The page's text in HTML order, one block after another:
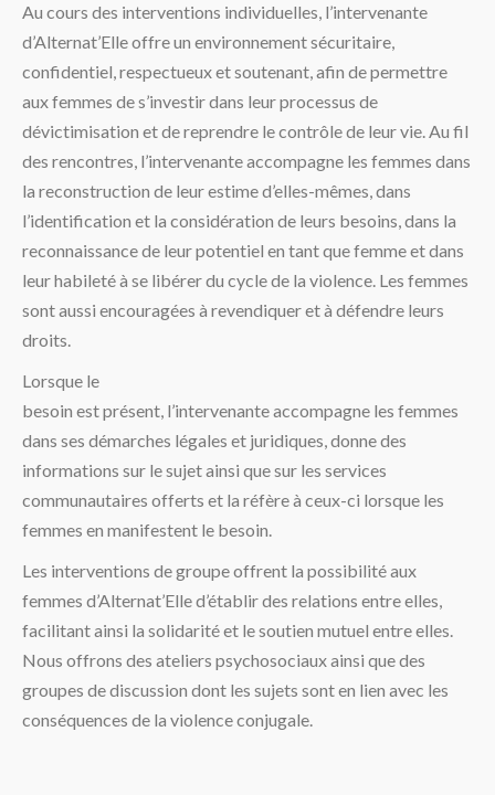
Au cours des interventions individuelles, l’intervenante
d’Alternat’Elle offre un environnement sécuritaire,
confidentiel, respectueux et soutenant, afin de permettre
aux femmes de s’investir dans leur processus de
dévictimisation et de reprendre le contrôle de leur vie. Au fil
des rencontres, l’intervenante accompagne les femmes dans
la reconstruction de leur estime d’elles-mêmes, dans
l’identification et la considération de leurs besoins, dans la
reconnaissance de leur potentiel en tant que femme et dans
leur habileté à se libérer du cycle de la violence. Les femmes
sont aussi encouragées à revendiquer et à défendre leurs
droits.
Lorsque le
besoin est présent, l’intervenante accompagne les femmes
dans ses démarches légales et juridiques, donne des
informations sur le sujet ainsi que sur les services
communautaires offerts et la réfère à ceux-ci lorsque les
femmes en manifestent le besoin.
Les interventions de groupe offrent la possibilité aux
femmes d’Alternat’Elle d’établir des relations entre elles,
facilitant ainsi la solidarité et le soutien mutuel entre elles.
Nous offrons des ateliers psychosociaux ainsi que des
groupes de discussion dont les sujets sont en lien avec les
conséquences de la violence conjugale.